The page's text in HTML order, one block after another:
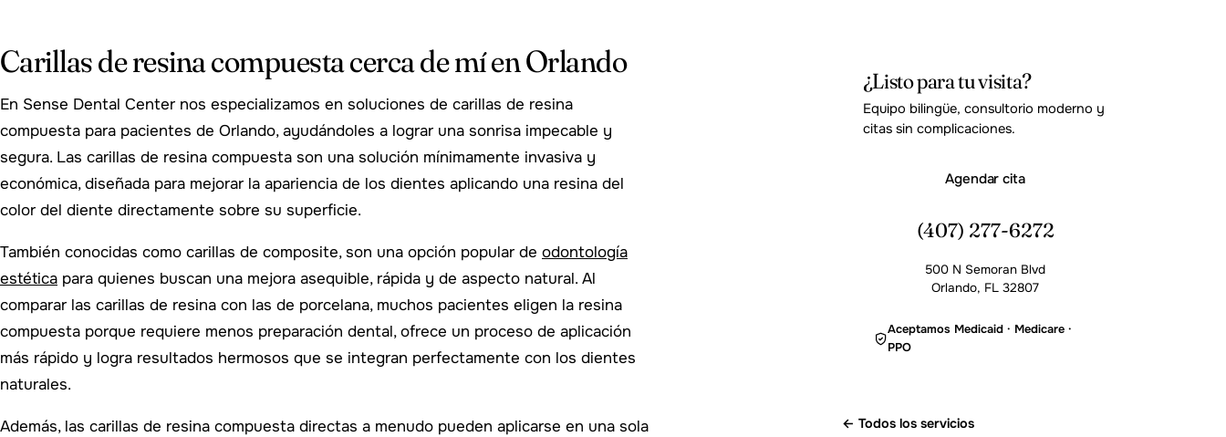
Carillas de resina compuesta cerca de mí en Orlando
En Sense Dental Center nos especializamos en soluciones de carillas de resina
compuesta para pacientes de Orlando, ayudándoles a lograr una sonrisa impecable y
segura. Las carillas de resina compuesta son una solución mínimamente invasiva y
económica, diseñada para mejorar la apariencia de los dientes aplicando una resina del
color del diente directamente sobre su superficie.
También conocidas como carillas de composite, son una opción popular de odontología
estética para quienes buscan una mejora asequible, rápida y de aspecto natural. Al
comparar las carillas de resina con las de porcelana, muchos pacientes eligen la resina
compuesta porque requiere menos preparación dental, ofrece un proceso de aplicación
más rápido y logra resultados hermosos que se integran perfectamente con los dientes
naturales.
Además, las carillas de resina compuesta directas a menudo pueden aplicarse en una sola
¿Listo para tu visita?
Equipo bilingüe, consultorio moderno y
citas sin complicaciones.
Agendar cita
(407) 277-6272
500 N Semoran Blvd
Orlando, FL 32807
Aceptamos Medicaid · Medicare ·
PPO
← Todos los servicios